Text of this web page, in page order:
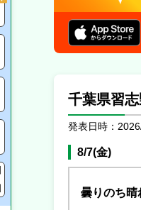
未提供・不明
千葉県習
発表日時：
8/7(金)
曇りのち晴